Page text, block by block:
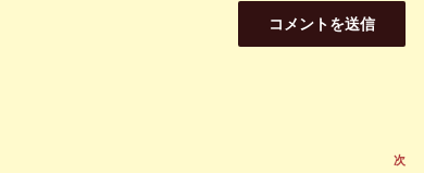
次
次